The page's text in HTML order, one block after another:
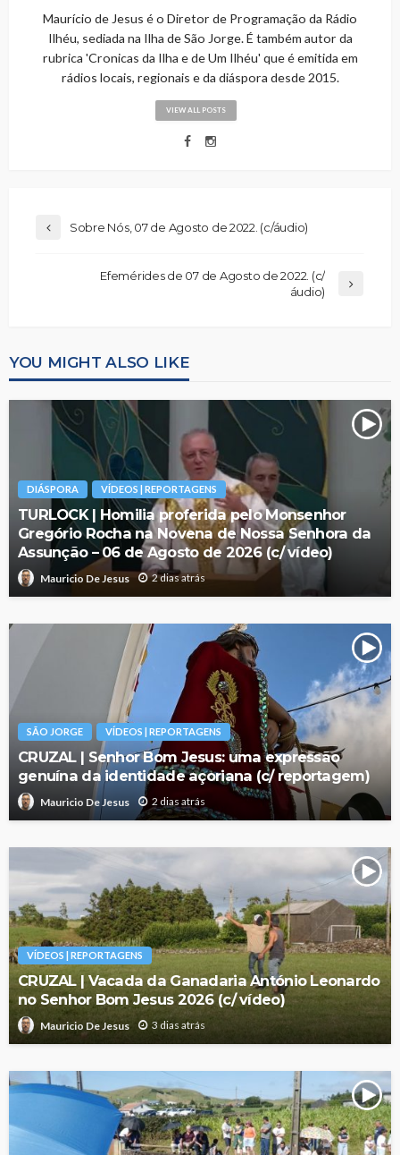
Maurício de Jesus é o Diretor de Programação da Rádio
Ilhéu, sediada na Ilha de São Jorge. É também autor da
rubrica 'Cronicas da Ilha e de Um Ilhéu' que é emitida em
rádios locais, regionais e da diáspora desde 2015.
VIEW ALL POSTS
Sobre Nós, 07 de Agosto de 2022. (c/áudio)
Efemérides de 07 de Agosto de 2022. (c/
áudio)
YOU MIGHT ALSO LIKE
DIÁSPORA VÍDEOS | REPORTAGENS
TURLOCK | Homilia proferida pelo Monsenhor
Gregório Rocha na Novena de Nossa Senhora da
Assunção – 06 de Agosto de 2026 (c/ vídeo)
Mauricio De Jesus 2 dias atrás
SÃO JORGE VÍDEOS | REPORTAGENS
CRUZAL | Senhor Bom Jesus: uma expressão
genuína da identidade açoriana (c/ reportagem)
Mauricio De Jesus 2 dias atrás
VÍDEOS | REPORTAGENS
CRUZAL | Vacada da Ganadaria António Leonardo
no Senhor Bom Jesus 2026 (c/ vídeo)
Mauricio De Jesus 3 dias atrás